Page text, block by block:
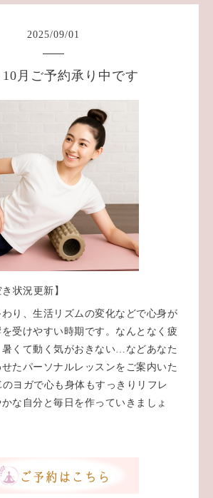
2025/09/01
月ご予約承り中です
状況更新】
り、生活リズムの変化などで心身が
受けやすい時期です。なんとなく疲
くて動く気がおきない…などあなた
たパーソナルレッスンをご案内いた
のヨガで心も身体もすっきりリフレ
な自分と毎日を作っていきましょ